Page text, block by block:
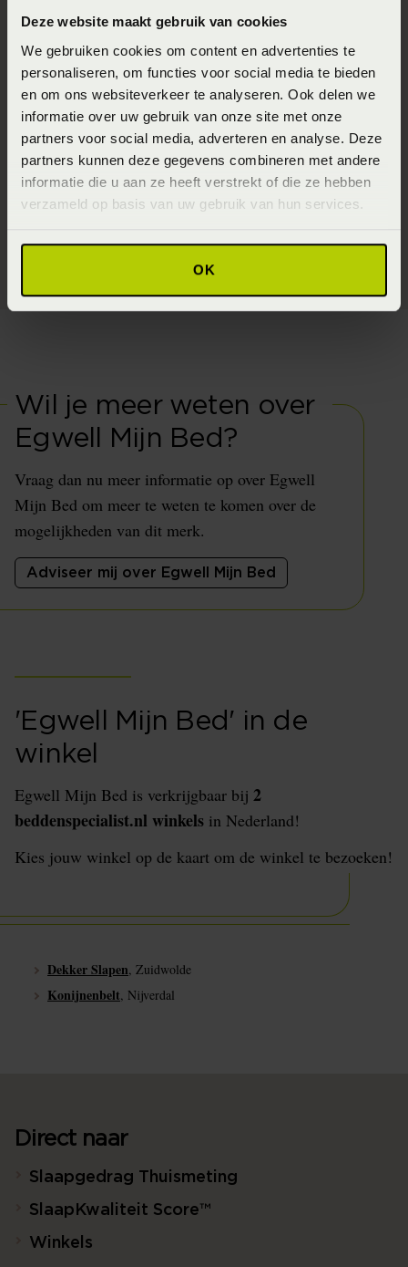
Deze website maakt gebruik van cookies
We gebruiken cookies om content en advertenties te
personaliseren, om functies voor social media te bieden
en om ons websiteverkeer te analyseren. Ook delen we
informatie over uw gebruik van onze site met onze
partners voor social media, adverteren en analyse. Deze
partners kunnen deze gegevens combineren met andere
informatie die u aan ze heeft verstrekt of die ze hebben
verzameld op basis van uw gebruik van hun services.
OK
Bed Stef
Wil je meer weten over
Egwell Mijn Bed?
Vraag dan nu meer informatie op over Egwell
Mijn Bed om meer te weten te komen over de
mogelijkheden van dit merk.
Adviseer mij over Egwell Mijn Bed
'Egwell Mijn Bed' in de
winkel
Egwell Mijn Bed is verkrijgbaar bij 2
beddenspecialist.nl winkels in Nederland!
Kies jouw winkel op de kaart om de winkel te bezoeken!
Dekker Slapen, Zuidwolde
Konijnenbelt, Nijverdal
Direct naar
Slaapgedrag Thuismeting
SlaapKwaliteit Score™
Winkels